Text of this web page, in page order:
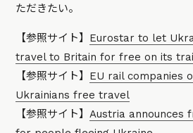
ただきたい。
【参照サイト】 Eurostar to let
travel to Britain for free on its
【参照サイト】 EU rail companies
Ukrainians free travel
【参照サイト】Austria announces